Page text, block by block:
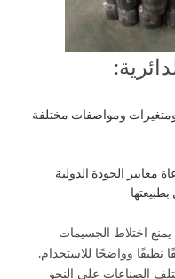
ومواصفات مختلفة
معايير الجودة الدولية
يمنع اختلاط الجسيمات
نظيفًا وواضحًا للاستخدام.
الصناعات على النحو